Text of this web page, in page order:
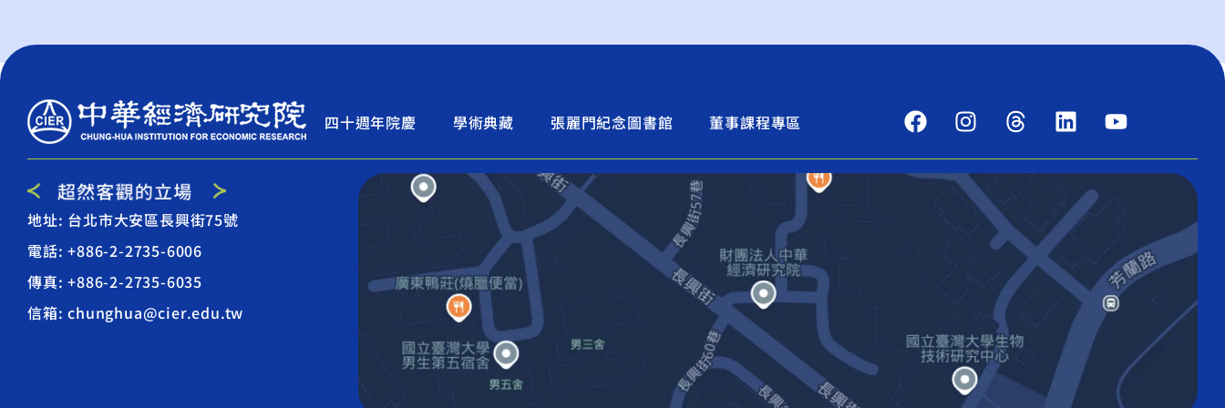
四十週年院慶 學術典藏 張麗門紀念圖書館 董事課程專區
地址: 台北市大安區長興街75號
電話: +886-2-2735-6006
傳真: +886-2-2735-6035
信箱: chunghua@cier.edu.tw